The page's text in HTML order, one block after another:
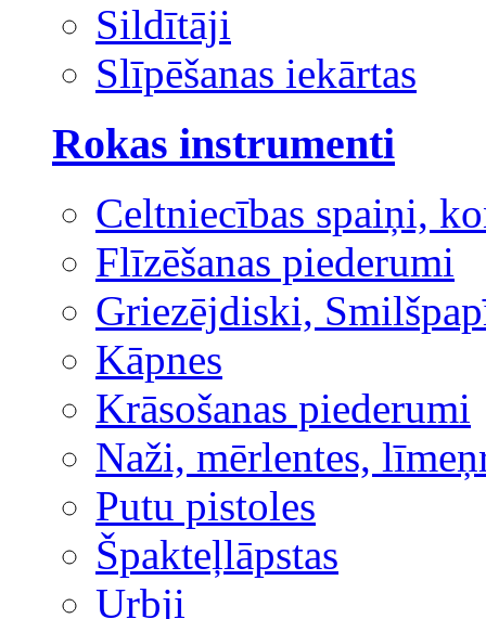
Sildītāji
Slīpēšanas iekārtas
Rokas instrumenti
Celtniecības spaiņi,
Flīzēšanas piederumi
Griezējdiski,
Kāpnes
Krāsošanas piederumi
Naži, mērlentes,
Putu pistoles
Špakteļlāpstas
Urbji